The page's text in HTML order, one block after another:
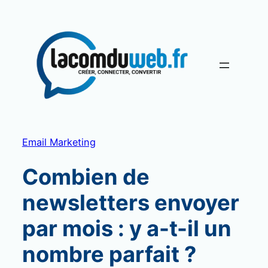
contenu
Email Marketing
Combien de
newsletters envoyer
par mois : y a-t-il un
nombre parfait ?